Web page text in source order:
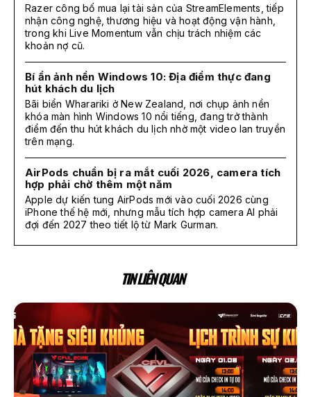
Razer công bố mua lại tài sản của StreamElements, tiếp
nhận công nghệ, thương hiệu và hoạt động vận hành,
trong khi Live Momentum vẫn chịu trách nhiệm các
khoản nợ cũ.
Bí ẩn ảnh nền Windows 10: Địa điểm thực đang
hút khách du lịch
Bãi biển Wharariki ở New Zealand, nơi chụp ảnh nền
khóa màn hình Windows 10 nổi tiếng, đang trở thành
điểm đến thu hút khách du lịch nhờ một video lan truyền
trên mạng.
AirPods chuẩn bị ra mắt cuối 2026, camera tích
hợp phải chờ thêm một năm
Apple dự kiến tung AirPods mới vào cuối 2026 cùng
iPhone thế hệ mới, nhưng mẫu tích hợp camera AI phải
đợi đến 2027 theo tiết lộ từ Mark Gurman.
TIN LIÊN QUAN